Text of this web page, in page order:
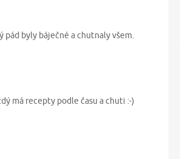
byly báječné a chutnaly všem.
má recepty podle času a chuti :-)